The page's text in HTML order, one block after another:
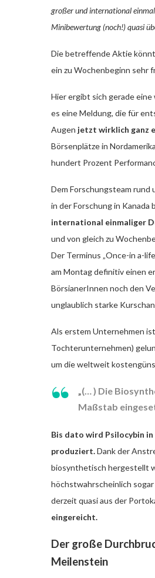
großer und international
Minibewertung (noch!) quasi
Die betreffende Aktie
ein zu Wochenbeginn sehr
Hier ergibt sich gerade eine
es eine Meldung, die für
Augen jetzt wirklich ganz
Börsenplätze in
hundert Prozent
Dem Forschungsteam rund
in der Forschung in
international einmaliger
und von gleich zu
Der Terminus „Once-in a-
am Montag definitiv einen
BörsianerInnen noch den
unglaublich starke
Als erstem Unternehmen
Tochterunternehmen)
um die weltweit
„(… ) Die
Maßstab
Bis dato wird Psilocybin
produziert.Dank der
biosynthetisch hergestellt
höchstwahrscheinlich
derzeit quasi aus der
eingereicht.
Der große
Meilenstein